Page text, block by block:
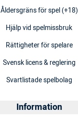
Åldersgräns för spel (+18)
Hjälp vid spelmissbruk
Rättigheter för spelare
Svensk licens & reglering
Svartlistade spelbolag
Information